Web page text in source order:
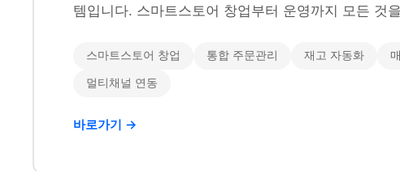
템입니다. 스마트스토어 창업부터 운영까지 모든 것
스마트스토어 창업 통합 주문관리 재고 자동화
멀티채널 연동
바로가기 →